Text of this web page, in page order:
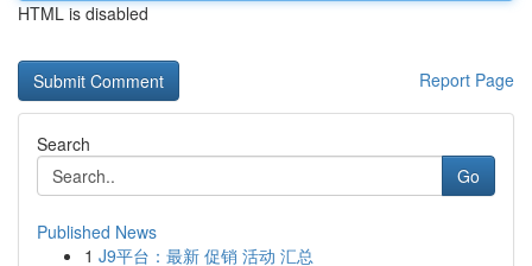
HTML is disabled
Report Page
Search
Go
Published News
1 J9平台：最新 促销 活动 汇总